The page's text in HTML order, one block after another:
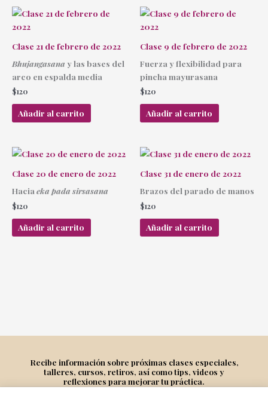
Clase 21 de febrero de 2022
Bhujangasana y las bases del
arco en espalda media
$120
Añadir al carrito
Clase 9 de febrero de 2022
Fuerza y flexibilidad para
pincha mayurasana
$120
Añadir al carrito
Clase 20 de enero de 2022
Hacia eka pada sirsasana
$120
Añadir al carrito
Clase 31 de enero de 2022
Brazos del parado de manos
$120
Añadir al carrito
Recibe información sobre próximas clases especiales,
talleres, cursos, retiros, así como tips, videos y
reflexiones para mejorar tu práctica.